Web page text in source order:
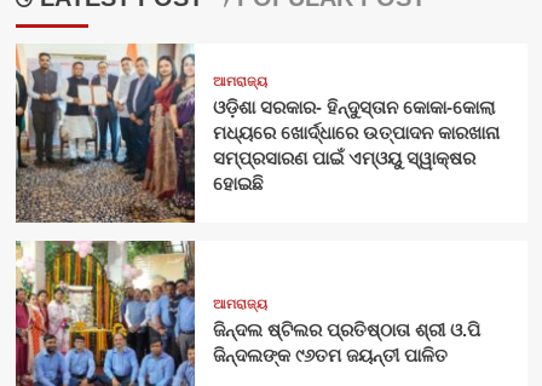
ଆମରାଜ୍ୟ
ଓଡ଼ିଶା ସରକାର- ହିନ୍ଦୁସ୍ତାନ କୋକା-କୋଲା
ମଧ୍ୟରେ ଖୋର୍ଦ୍ଧାରେ ଉତ୍ପାଦନ କାରଖାନା
ସମ୍ପ୍ରସାରଣ ପାଇଁ ଏମ୍‌ଓୟୁ ସ୍ୱାକ୍ଷର
ହୋଇଛି
ଆମରାଜ୍ୟ
ଜିନ୍ଦଲ ଷ୍ଟିଲର ପ୍ରତିଷ୍ଠାତା ଶ୍ରୀ ଓ.ପି
ଜିନ୍ଦଲଙ୍କ ୯୬ତମ ଜୟନ୍ତୀ ପାଳିତ